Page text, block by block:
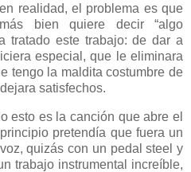
realidad, el problema es que
bien quiere decir “algo
tratado este trabajo: de dar a
especial, que le eliminara
tengo la maldita costumbre de
satisfechos.
esto es la canción que abre el
pretendía que fuera un
quizás con un pedal steel y
trabajo instrumental increíble,